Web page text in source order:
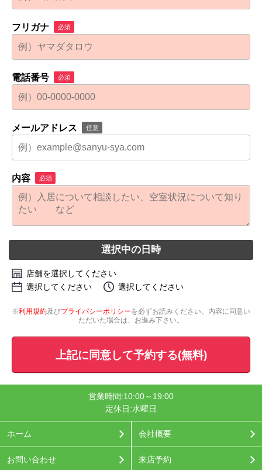
フリガナ 必須
電話番号 必須
メールアドレス 任意
内容 必須
選択中の日時
店舗を選択してください
選択してください
選択してください
※利用規約及びプライバシーポリシーを必ずお読みください。内容に同意い
ただいた場合は、お進み下さい。
上記に同意して予約する(無料)
営業時間:10:00～19:00
定休日:水曜日
ホーム 会社概要
お問い合わせ 来店予約